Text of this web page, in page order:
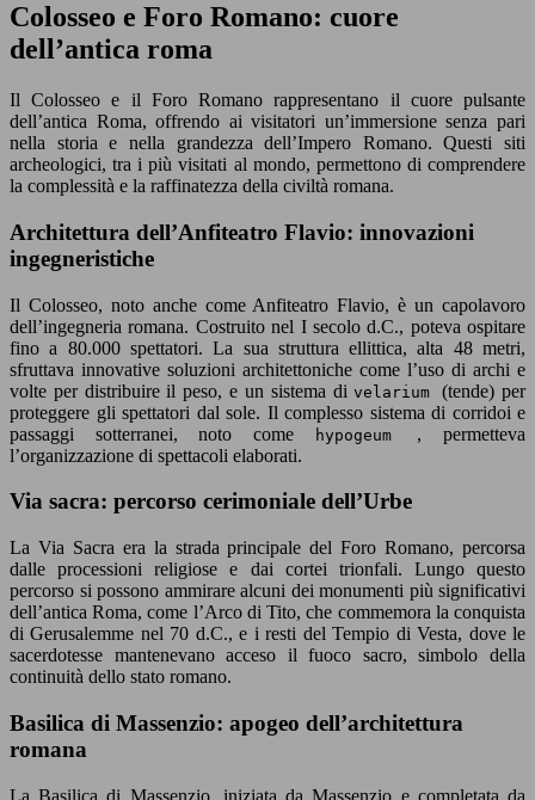
Colosseo e Foro Romano: cuore
dell’antica roma
Il Colosseo e il Foro Romano rappresentano il cuore pulsante
dell’antica Roma, offrendo ai visitatori un’immersione senza pari
nella storia e nella grandezza dell’Impero Romano. Questi siti
archeologici, tra i più visitati al mondo, permettono di comprendere
la complessità e la raffinatezza della civiltà romana.
Architettura dell’Anfiteatro Flavio: innovazioni
ingegneristiche
Il Colosseo, noto anche come Anfiteatro Flavio, è un capolavoro
dell’ingegneria romana. Costruito nel I secolo d.C., poteva ospitare
fino a 80.000 spettatori. La sua struttura ellittica, alta 48 metri,
sfruttava innovative soluzioni architettoniche come l’uso di archi e
volte per distribuire il peso, e un sistema divelarium(tende) per
proteggere gli spettatori dal sole. Il complesso sistema di corridoi e
passaggi sotterranei, noto come
hypogeum , permetteva
l’organizzazione di spettacoli elaborati.
Via sacra: percorso cerimoniale dell’Urbe
La Via Sacra era la strada principale del Foro Romano, percorsa
dalle processioni religiose e dai cortei trionfali. Lungo questo
percorso si possono ammirare alcuni dei monumenti più significativi
dell’antica Roma, come l’Arco di Tito, che commemora la conquista
di Gerusalemme nel 70 d.C., e i resti del Tempio di Vesta, dove le
sacerdotesse mantenevano acceso il fuoco sacro, simbolo della
continuità dello stato romano.
Basilica di Massenzio: apogeo dell’architettura
romana
La Basilica di Massenzio, iniziata da Massenzio e completata da